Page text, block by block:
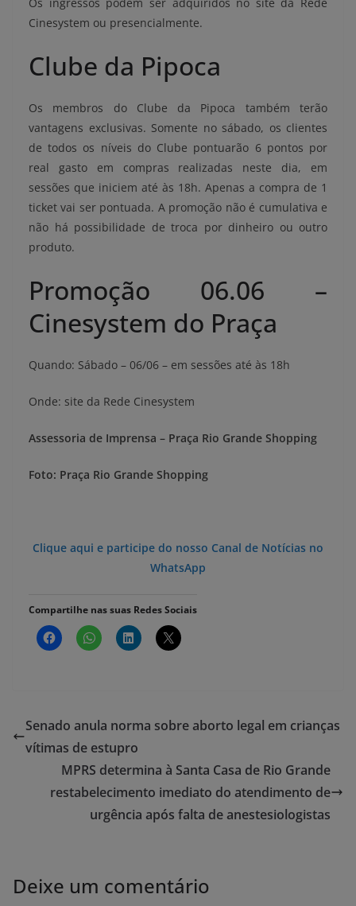
Cinesystem ou presencialmente.
Clube da Pipoca
Os membros do Clube da Pipoca também terão
vantagens exclusivas. Somente no sábado, os clientes
de todos os níveis do Clube pontuarão 6 pontos por
real gasto em compras realizadas neste dia, em
sessões que iniciem até às 18h. Apenas a compra de 1
ticket vai ser pontuada. A promoção não é cumulativa e
não há possibilidade de troca por dinheiro ou outro
produto.
Promoção 06.06 –
Cinesystem do Praça
Quando: Sábado – 06/06 – em sessões até às 18h
Onde: site da Rede Cinesystem
Assessoria de Imprensa – Praça Rio Grande Shopping
Foto: Praça Rio Grande Shopping
Clique aqui e participe do nosso Canal de Notícias no
WhatsApp
Compartilhe nas suas Redes Sociais
Senado anula norma sobre aborto legal em crianças
vítimas de estupro
MPRS determina à Santa Casa de Rio Grande
restabelecimento imediato do atendimento de
urgência após falta de anestesiologistas
Deixe um comentário